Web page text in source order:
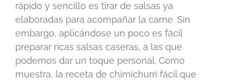
rápido y sencillo es tirar de salsas ya
elaboradas para acompañar la carne. Sin
embargo, aplicándose un poco es fácil
preparar ricas salsas caseras, a las que
podemos dar un toque personal. Como
muestra, la receta de chimichurri fácil que